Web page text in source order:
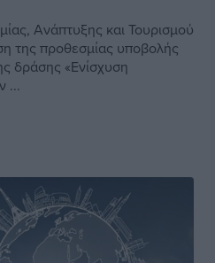
Ανάπτυξης και Τουρισμού
της προθεσμίας υποβολής
δράσης «Ενίσχυση
...